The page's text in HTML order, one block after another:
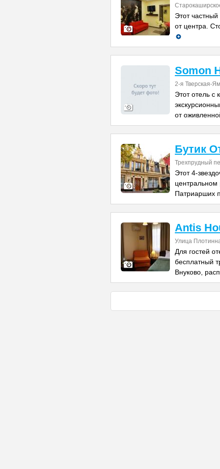
Этот
от центра.
Somon
2-я Тверская-
Этот отель с
от
Бутик
Трехпрудный
Этот 4-
Патриарших
Antis
Улица
Для гостей
бесплатный
Внуково,